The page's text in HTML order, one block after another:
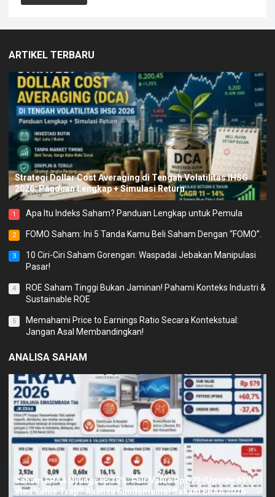
ARTIKEL TERBARU
Strategi Dollar Cost Averaging di Tengah Volatilitas IHSG
2026: Panduan Lengkap + Simulasi Return
1 Apa Itu Indeks Saham? Panduan Lengkap untuk Pemula
2 FOMO Saham: Ini 5 Tanda Kamu Beli Saham Dengan “FOMO”.
3
10 Ciri-Ciri Saham Gorengan: Waspadai Jebakan Manipulasi
Pasar!
4
ROE Saham Tinggi Bukan Jaminan! Pahami Konteks Industri &
Sustainable ROE
5
Memahami Price to Earnings Ratio Secara Kontekstual:
Jangan Asal Membandingkan!
ANALISA SAHAM
Saham ERAA Nyungsep 38%: Fair Value Rp 579 (Upside 61%)
atau Value Trap? Analisa Fundamental Saham ERAA 2026